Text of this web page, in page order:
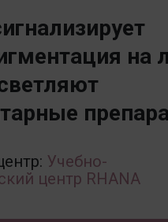
на
Учебно-
центр RHANA